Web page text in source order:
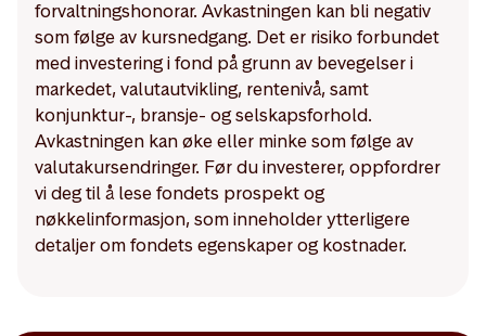
forvaltningshonorar. Avkastningen kan bli negativ
som følge av kursnedgang. Det er risiko forbundet
med investering i fond på grunn av bevegelser i
markedet, valutautvikling, rentenivå, samt
konjunktur-, bransje- og selskapsforhold.
Avkastningen kan øke eller minke som følge av
valutakursendringer. Før du investerer, oppfordrer
vi deg til å lese fondets prospekt og
nøkkelinformasjon, som inneholder ytterligere
detaljer om fondets egenskaper og kostnader.